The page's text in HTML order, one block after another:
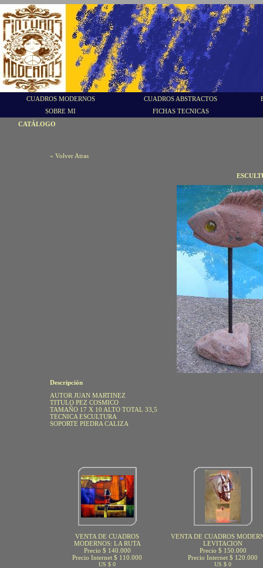
CUADROS MODERNOS CUADROS ABSTRACTOS
SOBRE MI
FICHAS TECNICAS
CATÁLOGO
« Volver Atras
Descripción
AUTOR JUAN MARTINEZ
TITULO PEZ COSMICO
TAMAÑO 17 X 10 ALTO TOTAL 33,5
TECNICA ESCULTURA
SOPORTE PIEDRA CALIZA
VENTA DE CUADROS
MODERNOS: LA RUTA
Precio $ 140.000
Precio Internet $ 110.000
US $ 0
VENTA DE CUADROS
LEVITACION
Precio $ 150.000
Precio Internet $ 120.000
US $ 0